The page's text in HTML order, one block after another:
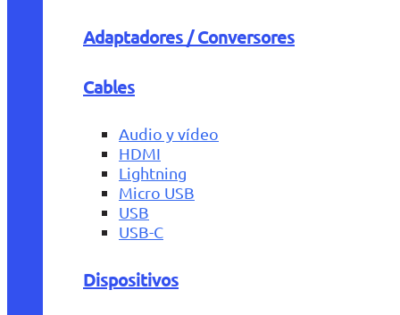
Adaptadores / Conversores
Cables
Audio y vídeo
HDMI
Lightning
Micro USB
USB
USB-C
Dispositivos